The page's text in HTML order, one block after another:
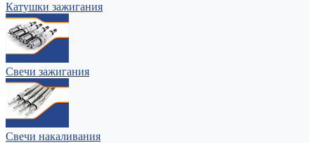
Катушки зажигания
Свечи зажигания
Свечи накаливания